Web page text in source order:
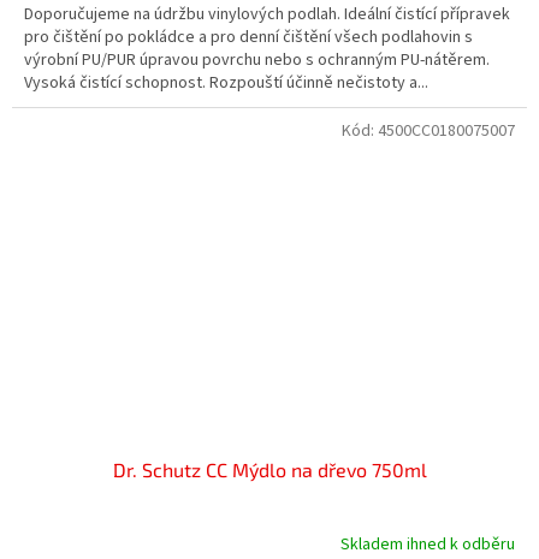
z
5
hvězdiček.
Doporučujeme na údržbu vinylových podlah. Ideální čistící přípravek
pro čištění po pokládce a pro denní čištění všech podlahovin s
výrobní PU/PUR úpravou povrchu nebo s ochranným PU-nátěrem.
Vysoká čistící schopnost. Rozpouští účinně nečistoty a...
Dr. Schutz CC Mýdlo na dřevo 750ml
Skladem ihned k odběru
Kód: 4500CC0180075007